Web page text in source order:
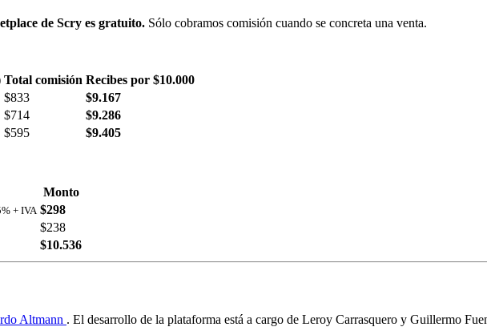
de Scry es gratuito. Sólo cobramos comisión cuando se concreta una venta.
Total comisión Recibes por $10.000
$833
$9.167
$714
$9.286
$595 $9.405
Monto
+ IVA $298
$238
$10.536
Altmann . El desarrollo de la plataforma está a cargo de Leroy Carrasquero y Guillermo